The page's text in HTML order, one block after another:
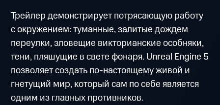
Трейлер демонстрирует потрясающую работу
с окружением: туманные, залитые дождем
переулки, зловещие викторианские особняки,
тени, пляшущие в свете фонаря. Unreal Engine 5
позволяет создать по-настоящему живой и
гнетущий мир, который сам по себе является
одним из главных противников.